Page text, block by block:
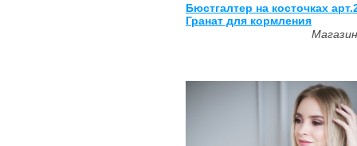
Бюстгалтер на косточках
Гранат для кормления